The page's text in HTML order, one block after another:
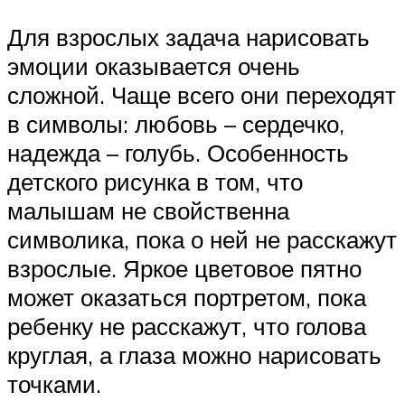
Для взрослых задача нарисовать
эмоции оказывается очень
сложной. Чаще всего они переходят
в символы: любовь – сердечко,
надежда – голубь. Особенность
детского рисунка в том, что
малышам не свойственна
символика, пока о ней не расскажут
взрослые. Яркое цветовое пятно
может оказаться портретом, пока
ребенку не расскажут, что голова
круглая, а глаза можно нарисовать
точками.